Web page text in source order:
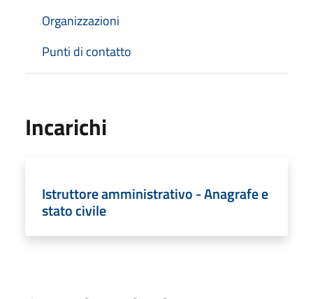
Organizzazioni
Punti di contatto
Incarichi
Istruttore amministrativo - Anagrafe e
stato civile